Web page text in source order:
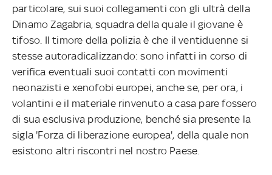
particolare, sui suoi collegamenti con gli ultrà della
Dinamo Zagabria, squadra della quale il giovane è
tifoso. Il timore della polizia è che il ventiduenne si
stesse autoradicalizzando: sono infatti in corso di
verifica eventuali suoi contatti con movimenti
neonazisti e xenofobi europei, anche se, per ora, i
volantini e il materiale rinvenuto a casa pare fossero
di sua esclusiva produzione, benché sia presente la
sigla 'Forza di liberazione europea', della quale non
esistono altri riscontri nel nostro Paese.